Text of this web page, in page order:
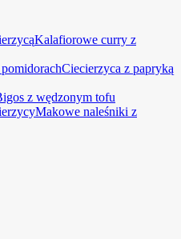
Kalafiorowe curry z
Ciecierzyca z papryką
z wędzonym tofu
Makowe naleśniki z